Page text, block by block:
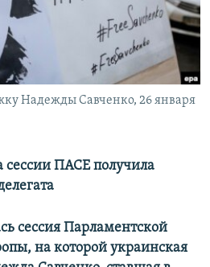
Надежды Савченко, 26 января
ПАСЕ получила
сессия Парламентской
на которой украинская